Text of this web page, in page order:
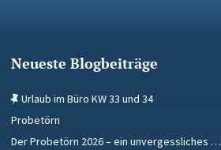
Neueste Blogbeiträge
Urlaub im Büro KW 33 und 34
Probetörn
Der Probetörn 2026 – ein unvergessliches …